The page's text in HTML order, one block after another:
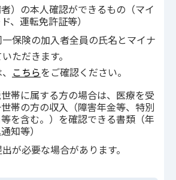
）の本人確認ができるもの（マイ
、運転免許証等）
保険の加入者全員の氏名とマイナ
ただきます。
こちらをご確認ください。
帯に属する方の場合は、医療を受
帯の方の収入（障害年金等、特別
を含む。）を確認できる書類（年
知等）
が必要な場合があります。